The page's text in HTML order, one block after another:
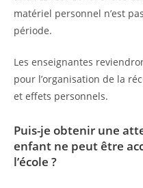
matériel personnel n’est
période.
Les enseignantes
pour l’organisation de la
et effets personnels.
Puis-je obtenir une
enfant ne peut être
l’école ?